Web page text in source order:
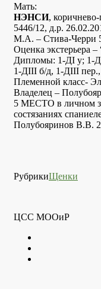
Мать:
НЭНСИ,
5446/12, д.р.
М.А. – Стива-Черри
Оценка экстерьера –
Дипломы: 1-ДI у; 1-
1-ДIII б/д, 1-ДIII
Племенной класс-
Владелец –
5 МЕСТО в личном
состязаниях
Полубояринов В.В.
РубрикиЩенки
ЦСС МООиР